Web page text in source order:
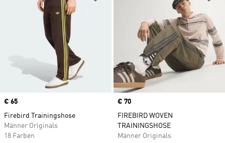
Price
€ 65
Firebird Trainingshose
Männer Originals
18 Farben
Price
€ 70
FIREBIRD WOVEN
TRAININGSHOSE
Männer Originals